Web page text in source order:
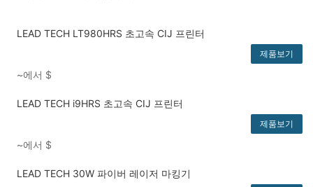
LEAD TECH LT980HRS 초고속 CIJ 프린터
~에서 $
제품보기
LEAD TECH i9HRS 초고속 CIJ 프린터
~에서 $
제품보기
LEAD TECH 30W 파이버 레이저 마킹기